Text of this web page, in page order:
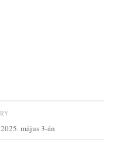
május 3-án